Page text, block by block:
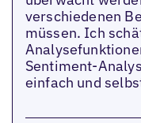
verschiedenen
müssen. Ich
Sentiment-
einfach und